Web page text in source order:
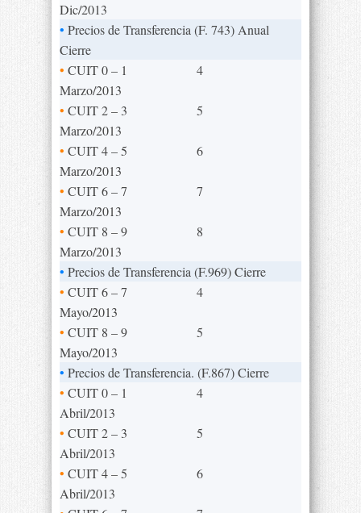
Dic/2013
• Precios de Transferencia (F. 743) Anual
Cierre
• CUIT 0 – 1
Marzo/2013
4
• CUIT 2 – 3
Marzo/2013
5
• CUIT 4 – 5
Marzo/2013
6
• CUIT 6 – 7
Marzo/2013
7
• CUIT 8 – 9
Marzo/2013
8
• Precios de Transferencia (F.969) Cierre
• CUIT 6 – 7
Mayo/2013
4
• CUIT 8 – 9
Mayo/2013
5
• Precios de Transferencia. (F.867) Cierre
• CUIT 0 – 1
Abril/2013
4
• CUIT 2 – 3
Abril/2013
5
• CUIT 4 – 5
Abril/2013
6